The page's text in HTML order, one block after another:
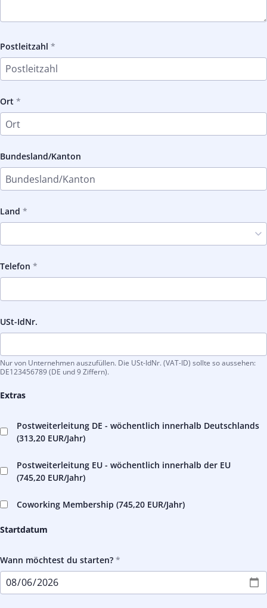
Postleitzahl
Ort
Bundesland/Kanton
Land
Telefon
USt-IdNr.
Nur von Unternehmen auszufüllen. Die USt-IdNr. (VAT-ID) sollte so aussehen:
DE123456789 (DE und 9 Ziffern).
Extras
Postweiterleitung DE - wöchentlich innerhalb Deutschlands
(313,20 EUR/Jahr)
Postweiterleitung EU - wöchentlich innerhalb der EU
(745,20 EUR/Jahr)
Coworking Membership (745,20 EUR/Jahr)
Startdatum
Wann möchtest du starten?